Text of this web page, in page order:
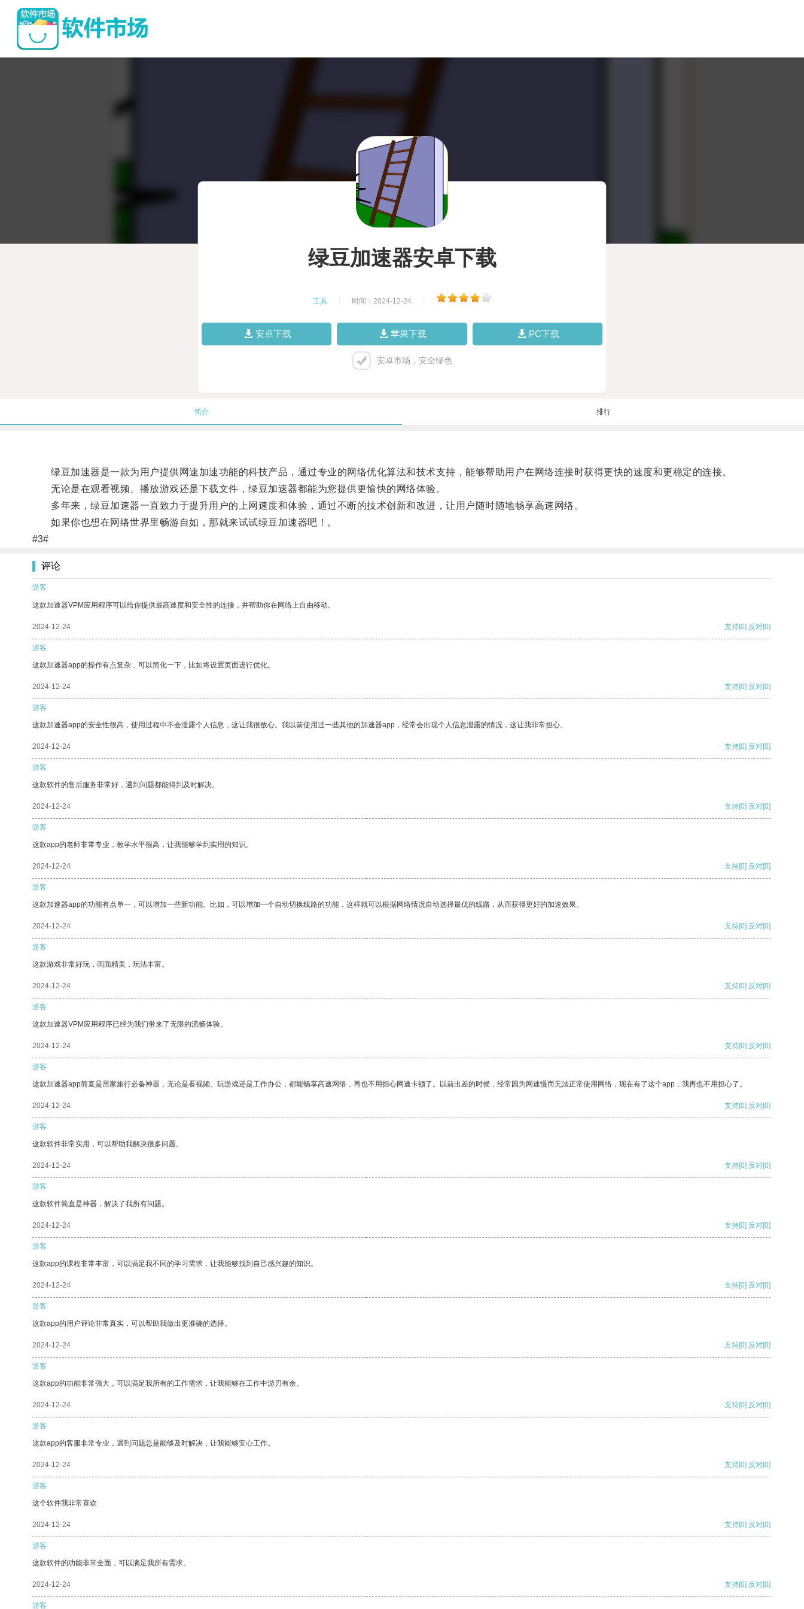
绿豆加速器安卓下载
工具 时间：2024-12-24
安卓下载 苹果下载 PC下载
安卓市场，安全绿色
简介 排行
绿豆加速器是一款为用户提供网速加速功能的科技产品，通过专业的网络优化算法和技术支持，能够帮助用户在网络连接时获得更快的速度和更稳定的连接。
无论是在观看视频、播放游戏还是下载文件，绿豆加速器都能为您提供更愉快的网络体验。
多年来，绿豆加速器一直致力于提升用户的上网速度和体验，通过不断的技术创新和改进，让用户随时随地畅享高速网络。
如果你也想在网络世界里畅游自如，那就来试试绿豆加速器吧！。
#3#
评论
游客
这款加速器VPM应用程序可以给你提供最高速度和安全性的连接，并帮助你在网络上自由移动。
2024-12-24 支持[0] 反对[0]
游客
这款加速器app的操作有点复杂，可以简化一下，比如将设置页面进行优化。
2024-12-24 支持[0] 反对[0]
游客
这款加速器app的安全性很高，使用过程中不会泄露个人信息，这让我很放心。我以前使用过一些其他的加速器app，经常会出现个人信息泄露的情况，这让我非常担心。
2024-12-24 支持[0] 反对[0]
游客
这款软件的售后服务非常好，遇到问题都能得到及时解决。
2024-12-24 支持[0] 反对[0]
游客
这款app的老师非常专业，教学水平很高，让我能够学到实用的知识。
2024-12-24 支持[0] 反对[0]
游客
这款加速器app的功能有点单一，可以增加一些新功能。比如，可以增加一个自动切换线路的功能，这样就可以根据网络情况自动选择最优的线路，从而获得更好的加速效果。
2024-12-24 支持[0] 反对[0]
游客
这款游戏非常好玩，画面精美，玩法丰富。
2024-12-24 支持[0] 反对[0]
游客
这款加速器VPM应用程序已经为我们带来了无限的流畅体验。
2024-12-24 支持[0] 反对[0]
游客
这款加速器app简直是居家旅行必备神器，无论是看视频、玩游戏还是工作办公，都能畅享高速网络，再也不用担心网速卡顿了。以前出差的时候，经常因为网速慢而无法正常使用网络，现在有了这个app，我再也不用担心了。
2024-12-24 支持[0] 反对[0]
游客
这款软件非常实用，可以帮助我解决很多问题。
2024-12-24 支持[0] 反对[0]
游客
这款软件简直是神器，解决了我所有问题。
2024-12-24 支持[0] 反对[0]
游客
这款app的课程非常丰富，可以满足我不同的学习需求，让我能够找到自己感兴趣的知识。
2024-12-24 支持[0] 反对[0]
游客
这款app的用户评论非常真实，可以帮助我做出更准确的选择。
2024-12-24 支持[0] 反对[0]
游客
这款app的功能非常强大，可以满足我所有的工作需求，让我能够在工作中游刃有余。
2024-12-24 支持[0] 反对[0]
游客
这款app的客服非常专业，遇到问题总是能够及时解决，让我能够安心工作。
2024-12-24 支持[0] 反对[0]
游客
这个软件我非常喜欢
2024-12-24 支持[0] 反对[0]
游客
这款软件的功能非常全面，可以满足我所有需求。
2024-12-24 支持[0] 反对[0]
游客